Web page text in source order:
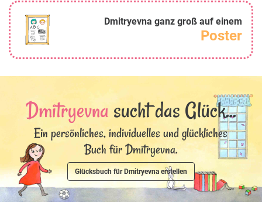
Dmitryevna ganz groß auf einem
Poster
Dmitryevnasucht das Glück...
Ein persönliches, individuelles und glückliches
Buch für Dmitryevna.
Glücksbuch für Dmitryevna erstellen